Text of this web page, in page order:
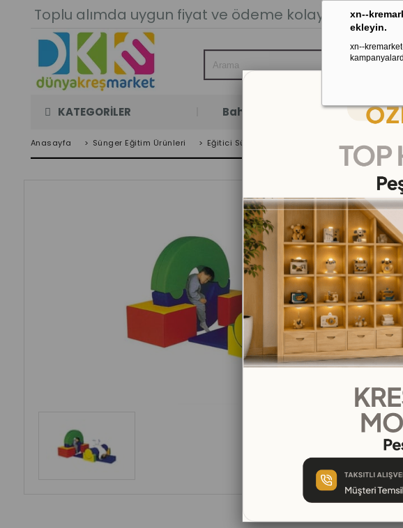
xn--
ekleyin.
xn--
Toplu alımda uygun fiyat ve ödeme kolaylığı.
KATEGORİLER Bahçe Oyun Odası
Anasayfa > Sünger Eğitim Ürünleri > Eğitici Sünger Oyuncaklar Sünger Oyun